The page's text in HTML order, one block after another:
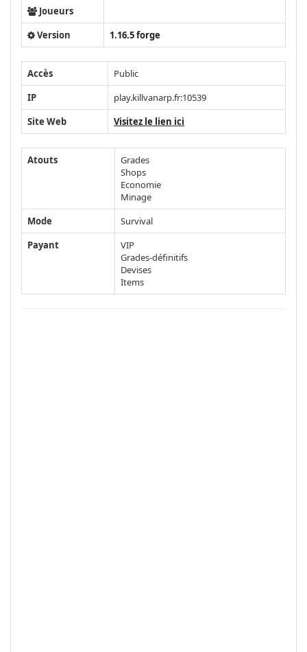
Joueurs
Version
1.16.5 forge
Accès
Public
IP
play.killvanarp.fr:10539
Site Web
Visitez le lien ici
Atouts
Grades
Shops
Economie
Minage
Mode
Survival
Payant
VIP
Grades-définitifs
Devises
Items